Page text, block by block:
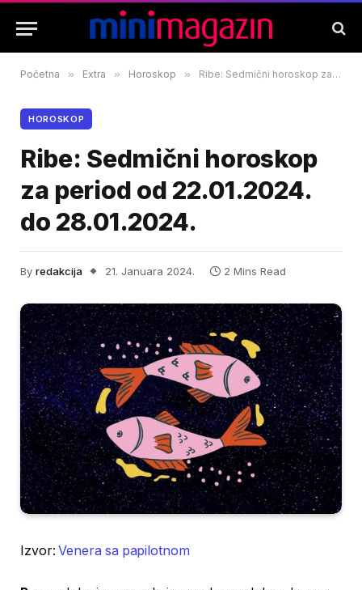
Početna » Extra » Horoskop » Ribe: Sedmični horoskop za period od 22.01.2024. do 28.01.2024.
HOROSKOP
Ribe: Sedmični horoskop
za period od 22.01.2024.
do 28.01.2024.
By redakcija 21. Januara 2024. 2 Mins Read
Izvor:Venera sa papilotnom